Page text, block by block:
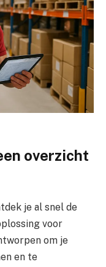
overzicht
je al snel de
voor
om je
en te